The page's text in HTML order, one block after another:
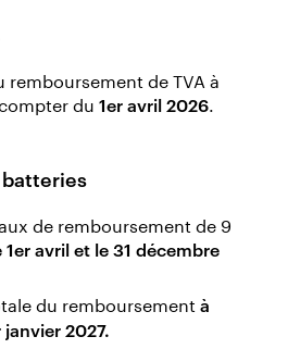
remboursement de TVA à
du 1er avril 2026.
de remboursement de 9
1er avril et le 31 décembre
du remboursement à
2027.